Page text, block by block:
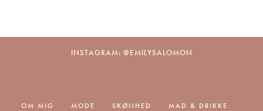
INSTAGRAM: @EMILYSALOMON
OM MIG MODE SKØNHED MAD & DRIKKE